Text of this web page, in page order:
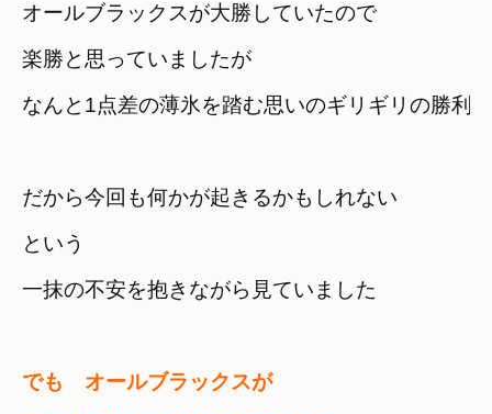
オールブラックスが大勝していたので
楽勝と思っていましたが
なんと1点差の薄氷を踏む思いのギリギリの勝利
だから今回も何かが起きるかもしれない
という
一抹の不安を抱きながら見ていました
でも　オールブラックスが